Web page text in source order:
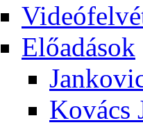
Elő­adá­sok
Ko­vács